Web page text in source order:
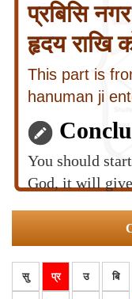
प्रबिसि
हृदय राखि
This part is
hanuman ji
You should
God, it will
सु प्र उ बि